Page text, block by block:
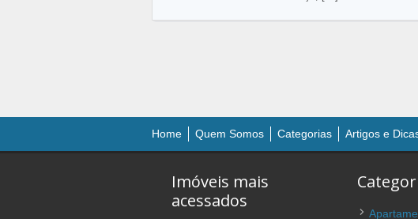
Home Quem Somos Categorias Artigos e
Imóveis mais
acessados